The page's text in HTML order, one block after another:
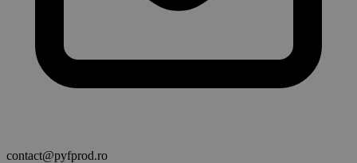
contact@pyfprod.ro